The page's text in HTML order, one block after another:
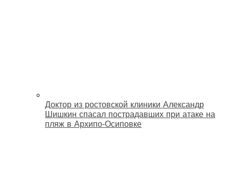
Доктор из ростовской клиники Александр
Шишкин спасал пострадавших при атаке на
пляж в Архипо‑Осиповке